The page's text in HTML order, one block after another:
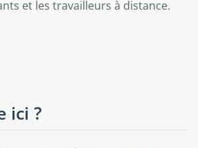
et les travailleurs à distance.
ici ?